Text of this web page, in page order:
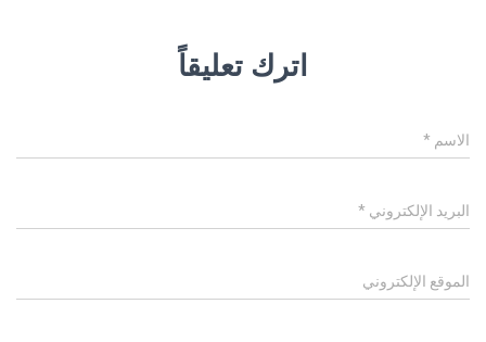
اترك تعليقاً
الاسم *
البريد الإلكتروني *
الموقع الإلكتروني